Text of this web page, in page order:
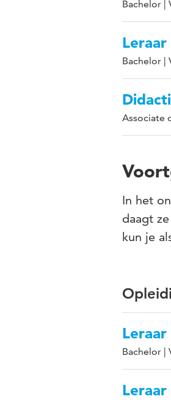
Bachelor |
Bachelor |
Associate
In het
daagt
kun je
Bachelor |